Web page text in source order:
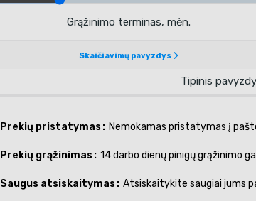
Prekių pristatymas Nemokamas pristatymas į
Prekių grąžinimas 14 darbo dienų pinigų grąžinimo
Saugus atsiskaitymas Atsiskaitykite saugiai jums